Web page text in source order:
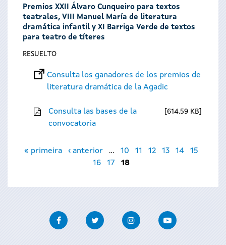
Premios XXII Álvaro Cunqueiro para textos
teatrales, VIII Manuel María de literatura
dramática infantil y XI Barriga Verde de textos
para teatro de títeres
RESUELTO
Consulta los ganadores de los premios de
literatura dramática de la Agadic
Consulta las bases de la
convocatoria
614.59 KB
Páginas
« primeira ‹ anterior … 10 11 12 13 14
15
16
17 18
FacebookTwitter InstagramYoutube